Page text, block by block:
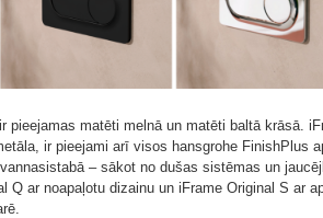
pieejamas matēti melnā un matēti baltā krāsā.
ir pieejami arī visos hansgrohe FinishPlus
– sākot no dušas sistēmas un
Q ar noapaļotu dizainu un iFrame Original S ar